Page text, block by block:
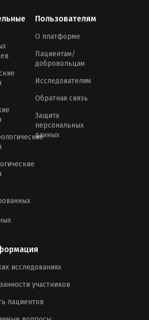
Пользователям
О платформе
Пациентам/
добровольцам
Исследователям
Обратная связь
Защита
персональных
данных
исследованиях
участников
пациентов